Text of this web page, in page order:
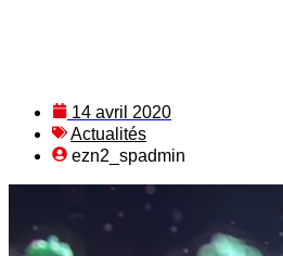
14 avril 2020
Actualités
ezn2_spadmin